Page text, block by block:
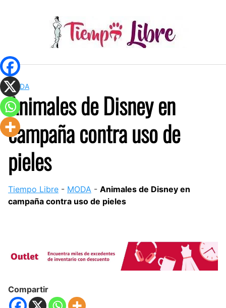
MODA
Animales de Disney en
campaña contra uso de
pieles
Tiempo Libre - MODA - Animales de Disney en
campaña contra uso de pieles
Compartir